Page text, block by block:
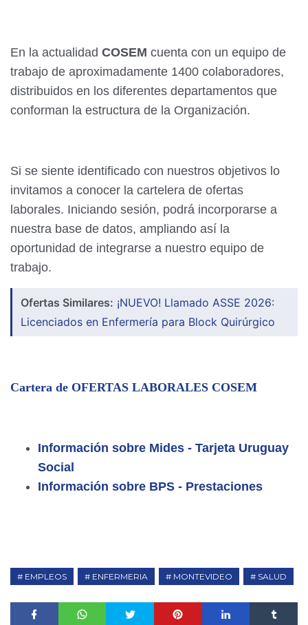
En la actualidad COSEM cuenta con un equipo de
trabajo de aproximadamente 1400 colaboradores,
distribuidos en los diferentes departamentos que
conforman la estructura de la Organización.
Si se siente identificado con nuestros objetivos lo
invitamos a conocer la cartelera de ofertas
laborales. Iniciando sesión, podrá incorporarse a
nuestra base de datos, ampliando así la
oportunidad de integrarse a nuestro equipo de
trabajo.
Ofertas Similares: ¡NUEVO! Llamado ASSE 2026:
Licenciados en Enfermería para Block Quirúrgico
Cartera de OFERTAS LABORALES COSEM
Información sobre Mides - Tarjeta Uruguay
Social
Información sobre BPS - Prestaciones
EMPLEOS ENFERMERIA MONTEVIDEO SALUD